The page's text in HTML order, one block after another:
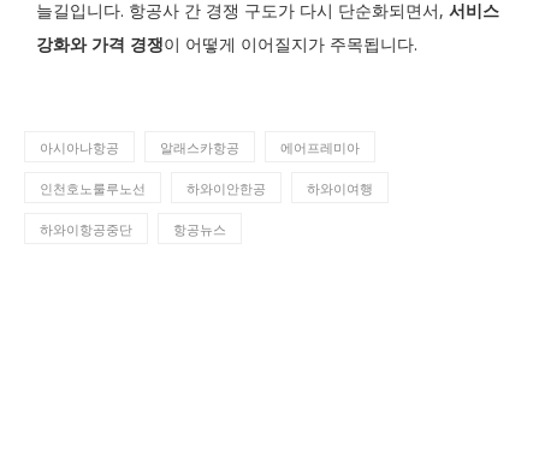
늘길입니다. 항공사 간 경쟁 구도가 다시 단순화되면서, 서비스
강화와 가격 경쟁이 어떻게 이어질지가 주목됩니다.
아시아나항공 알래스카항공 에어프레미아
인천호노룰루노선 하와이안한공 하와이여행
하와이항공중단 항공뉴스